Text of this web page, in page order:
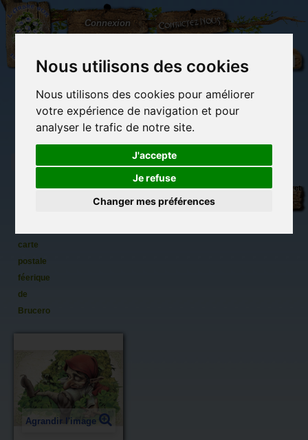
Nous utilisons des cookies
Nous utilisons des cookies pour améliorer
votre expérience de navigation et pour
analyser le trafic de notre site.
J'accepte
Je refuse
Changer mes préférences
L'Arbre
aux
100.000
Connexion Contactez-nous
(vide)
Librairie des
Carterie
originale
Activités
détente et jeux
Objets déco et
carte
postale
féerique
de
Brucero
Agrandir l'image